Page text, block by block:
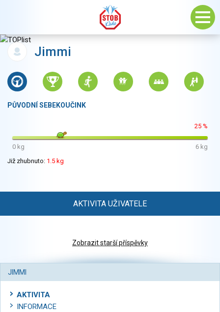
Jimmi
PŮVODNÍ SEBEKOUČINK
25 %
0 kg
6 kg
Již zhubnuto: 1.5 kg
AKTIVITA UŽIVATELE
Zobrazit starší příspěvky
JIMMI
AKTIVITA
INFORMACE